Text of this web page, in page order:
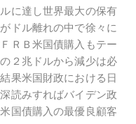
に達し世界最大の保有
ドル離れの中で徐々に
ＲＢ米国債購入もテー
２兆ドルから減少は必
果米国財政における日
読みすればバイデン政
国債購入の最優良顧客